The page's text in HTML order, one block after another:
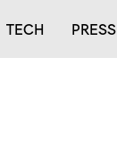
TECH PRESS